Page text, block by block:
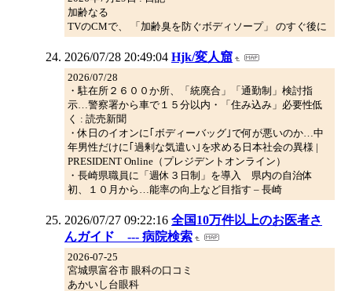
加齢なる
TVのCMで、 「加齢臭を防ぐボディソープ」 のすぐ後に
2026/07/28 20:49:04 Hjk/変人窟
2026/07/28
・駐在所２６００か所、「統廃合」「通勤制」検討指
示…警察署から車で１５分以内・「住み込み」必要性低
く : 読売新聞
・休日のイオンに｢ボディーバッグ｣で何が悪いのか…中
年男性だけに｢過剰な気遣い｣を求める日本社会の異様 |
PRESIDENT Online（プレジデントオンライン）
・長崎県職員に「週休３日制」を導入 県内の自治体
初、１０月から…能率の向上など目指す – 長崎
2026/07/27 09:22:16 全国10万件以上のお医者さ
んガイド --- 病院検索
2026-07-25
宮城県富谷市 眼科の口コミ
あかいし台眼科